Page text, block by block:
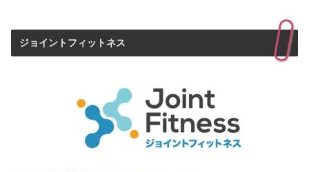
ジョイントフィットネス